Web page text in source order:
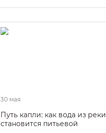
30 мая
Путь капли: как вода из реки
становится питьевой